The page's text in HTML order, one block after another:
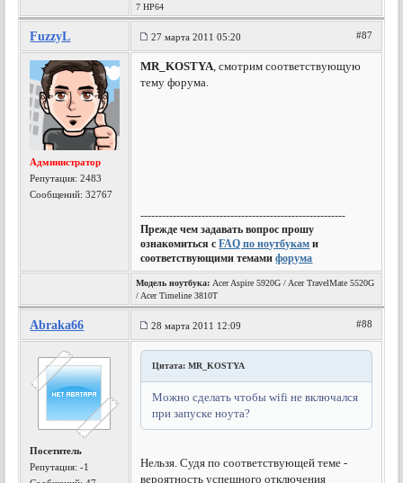
7 HP64
FuzzyL 27 марта 2011 05:20 #87
Администратор
Репутация:2483
Сообщений: 32767
MR_KOSTYA, смотрим соответствующую
тему форума.
---------------------------------------------------------
Прежде чем задавать вопрос прошу
ознакомиться сFAQ по ноутбукам и
соответствующими темамифорума
Модель ноутбука: Acer Aspire 5920G / Acer TravelMate 5520G
/ Acer Timeline 3810T
Abraka66 28 марта 2011 12:09 #88
Посетитель
Репутация:-1
Цитата: MR_KOSTYA
Можно сделать чтобы wifi не включался
при запуске ноута?
Нельзя. Судя по соответствующей теме -
вероятность успешного отключения